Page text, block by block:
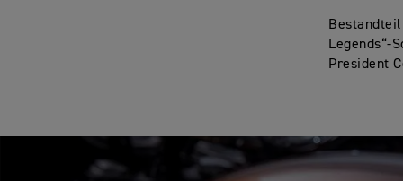
Legends“-
President